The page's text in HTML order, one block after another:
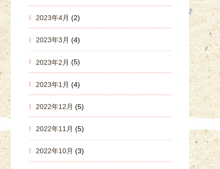
2023年4月 (2)
2023年3月 (4)
2023年2月 (5)
2023年1月 (4)
2022年12月 (5)
2022年11月 (5)
2022年10月 (3)